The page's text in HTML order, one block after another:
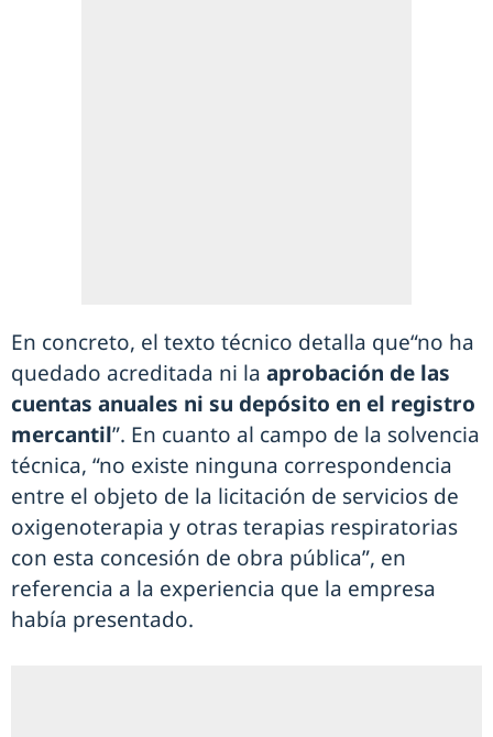
En concreto, el texto técnico detalla que“no ha
quedado acreditada ni la aprobación de las
cuentas anuales ni su depósito en el registro
mercantil”. En cuanto al campo de la solvencia
técnica, “no existe ninguna correspondencia
entre el objeto de la licitación de servicios de
oxigenoterapia y otras terapias respiratorias
con esta concesión de obra pública”, en
referencia a la experiencia que la empresa
había presentado.